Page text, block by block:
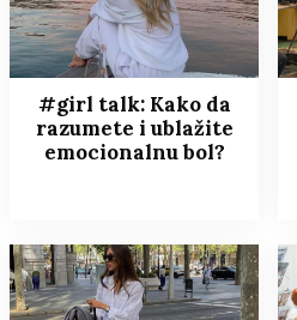
#girl talk: Kako da
razumete i ublažite
emocionalnu bol?